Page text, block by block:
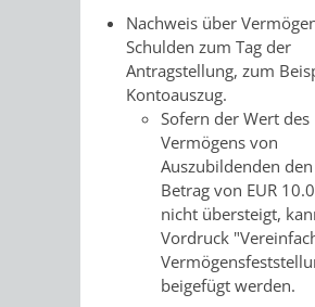
Nachweis über
Schulden zum Tag der
Antragstellung, zum
Kontoauszug.
Sofern der Wert des
Vermögens von
Auszubildenden den
Betrag von EUR
nicht übersteigt,
Vordruck
beigefügt werden.